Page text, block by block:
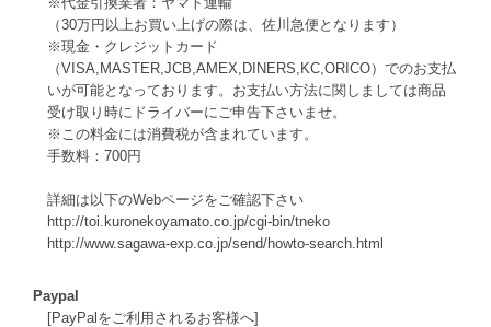
（30万円以上お買い上げの際は、佐川急便となります）
※現金・クレジットカード
（VISA,MASTER,JCB,AMEX,DINERS,KC,ORICO）でのお支払
いが可能となっております。お支払い方法に関しましては商品
受け取り時にドライバーにご申告下さいませ。
※この料金には消費税が含まれています。
手数料：700円
詳細は以下のWebページをご確認下さい
http://toi.kuronekoyamato.co.jp/cgi-bin/tneko
http://www.sagawa-exp.co.jp/send/howto-search.html
Paypal
[PayPalをご利用されるお客様へ]